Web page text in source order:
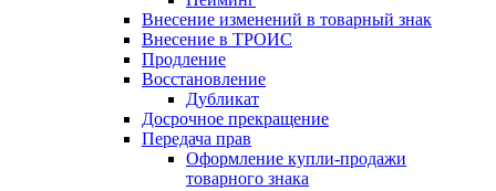
Внесение изменений в товарный знак
Внесение в ТРОИС
Продление
Восстановление
Дубликат
Досрочное прекращение
Передача прав
Оформление купли-продажи
товарного знака